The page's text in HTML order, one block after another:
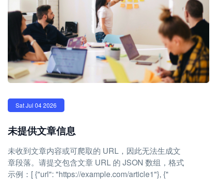
Sat Jul 04 2026
未提供文章信息
未收到文章内容或可爬取的 URL，因此无法生成文
章段落。请提交包含文章 URL 的 JSON 数组，格式
示例：[ {"url": "https://example.com/article1"}, {"